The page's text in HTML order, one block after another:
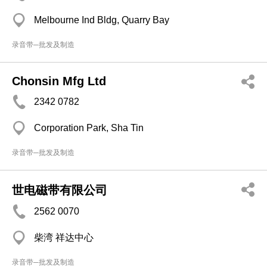
Melbourne Ind Bldg, Quarry Bay
录音带─批发及制造
Chonsin Mfg Ltd
2342 0782
Corporation Park, Sha Tin
录音带─批发及制造
世电磁带有限公司
2562 0070
柴湾 祥达中心
录音带─批发及制造